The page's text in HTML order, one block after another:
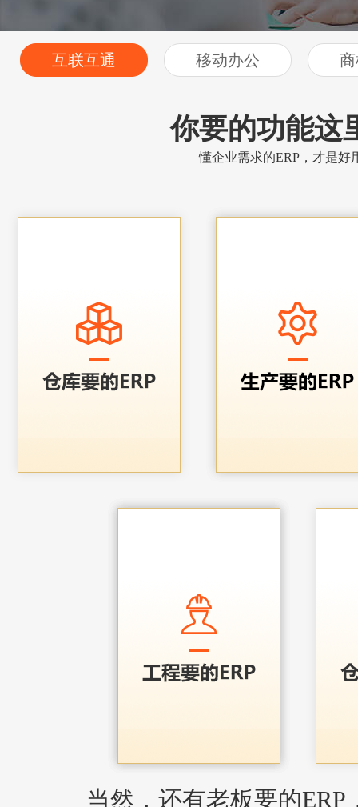
互联互通 移动办公
你要的功能这
懂企业需求的ERP，才是好
当然，还有老板要的ERP